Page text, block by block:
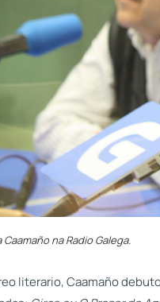
Caamaño na Radio Galega.
literario, Caamaño